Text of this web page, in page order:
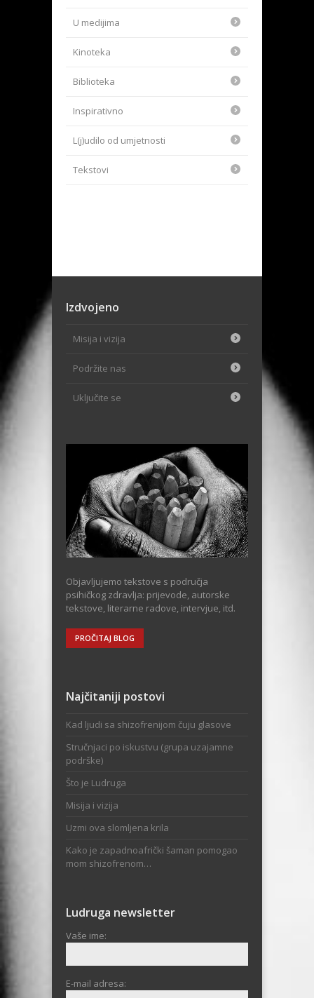
U medijima
Kinoteka
Biblioteka
Inspirativno
L(j)udilo od umjetnosti
Tekstovi
Izdvojeno
Misija i vizija
Podržite nas
Uključite se
Objavljujemo tekstove s područja
psihičkog zdravlja: prijevode, autorske
tekstove, literarne radove, intervjue, itd.
PROČITAJ BLOG
Najčitaniji postovi
Kad ljudi sa shizofrenijom čuju glasove
Stručnjaci po iskustvu (grupa uzajamne
podrške)
Što je Ludruga
Misija i vizija
Uzmi ova slomljena krila
Kako je zapadnoafrički šaman pomogao
mom shizofrenom…
Ludruga newsletter
Vaše ime:
E-mail adresa: